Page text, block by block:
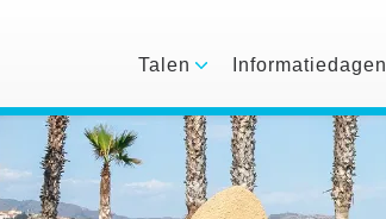
Talen Informatiedagen